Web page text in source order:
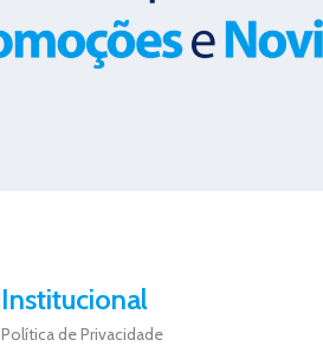
Institucional
Política de Privacidade